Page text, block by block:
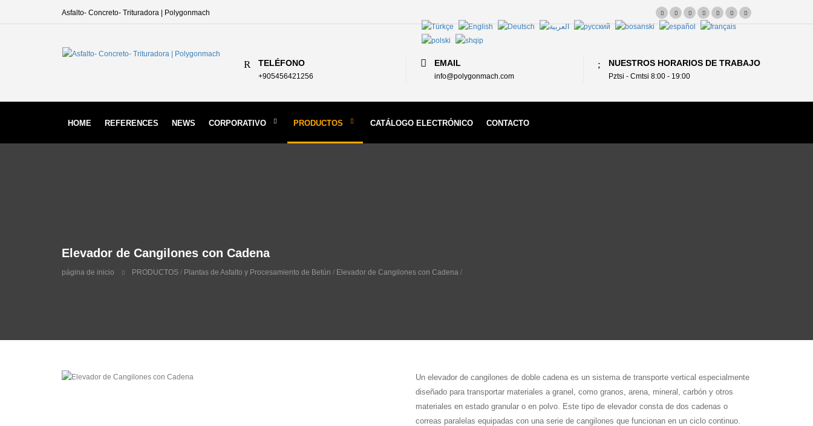
Asfalto- Concreto- Trituradora | Polygonmach
TELÉFONO
+905456421256
EMAIL
info@polygonmach.com
NUESTROS HORARIOS DE TRABAJO
Pztsi - Cmtsi 8:00 - 19:00
HOME REFERENCES NEWS CORPORATIVO PRODUCTOS CATÁLOGO ELECTRÓNICO CONTACTO
Elevador de Cangilones con Cadena
página de inicio PRODUCTOS / Plantas de Asfalto y Procesamiento de Betún / Elevador de Cangilones con Cadena /
Un elevador de cangilones de doble cadena es un sistema de transporte vertical especialmente
diseñado para transportar materiales a granel, como granos, arena, mineral, carbón y otros
materiales en estado granular o en polvo. Este tipo de elevador consta de dos cadenas o
correas paralelas equipadas con una serie de cangilones que funcionan en un ciclo continuo.